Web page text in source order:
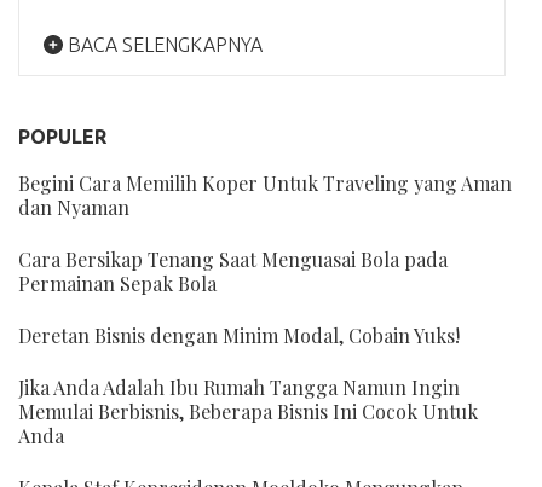
BACA SELENGKAPNYA
POPULER
Begini Cara Memilih Koper Untuk Traveling yang Aman
dan Nyaman
Cara Bersikap Tenang Saat Menguasai Bola pada
Permainan Sepak Bola
Deretan Bisnis dengan Minim Modal, Cobain Yuks!
Jika Anda Adalah Ibu Rumah Tangga Namun Ingin
Memulai Berbisnis, Beberapa Bisnis Ini Cocok Untuk
Anda